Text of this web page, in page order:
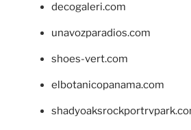
decogaleri.com
unavozparadios.com
shoes-vert.com
elbotanicopanama.com